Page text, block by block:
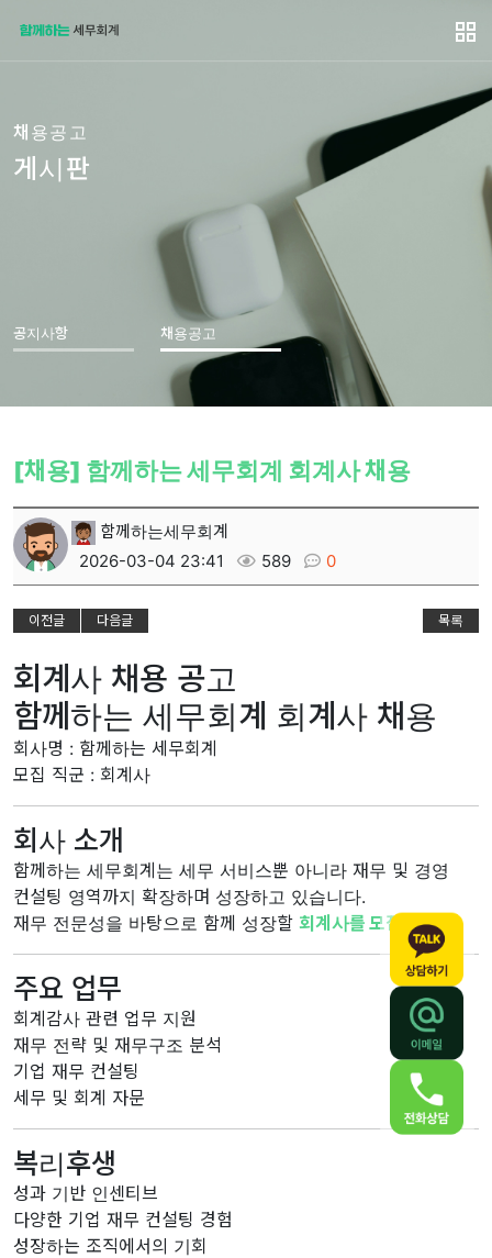
채용공고
게시판
공지사항 채용공고
[채용] 함께하는 세무회계 회계사 채용
함께하는세무회계
2026-03-04 23:41
589 0
이전글 다음글 목록
회계사 채용 공고
함께하는 세무회계 회계사 채용
회사명 : 함께하는 세무회계
모집 직군 : 회계사
회사 소개
함께하는 세무회계는 세무 서비스뿐 아니라 재무 및 경영
컨설팅 영역까지 확장하며 성장하고 있습니다.
재무 전문성을 바탕으로 함께 성장할 회계사를 모집합니다.
주요 업무
회계감사 관련 업무 지원
재무 전략 및 재무구조 분석
기업 재무 컨설팅
세무 및 회계 자문
복리후생
성과 기반 인센티브
다양한 기업 재무 컨설팅 경험
성장하는 조직에서의 기회